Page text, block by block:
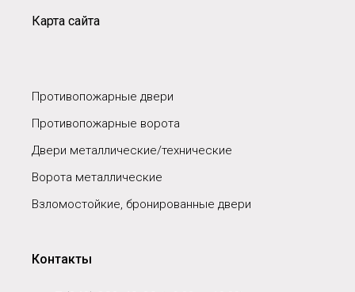
Карта сайта
Противопожарные двери
Противопожарные ворота
Двери металлические/технические
Ворота металлические
Взломостойкие, бронированные двери
Контакты